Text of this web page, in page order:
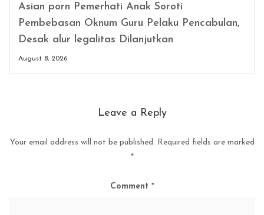
Asian porn Pemerhati Anak Soroti
Pembebasan Oknum Guru Pelaku Pencabulan,
Desak alur legalitas Dilanjutkan
August 8, 2026
Leave a Reply
Your email address will not be published. Required fields are marked
*
Comment *